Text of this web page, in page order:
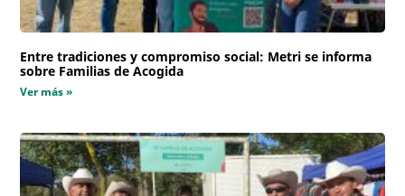
Entre tradiciones y compromiso social: Metri se informa
sobre Familias de Acogida
Ver más »